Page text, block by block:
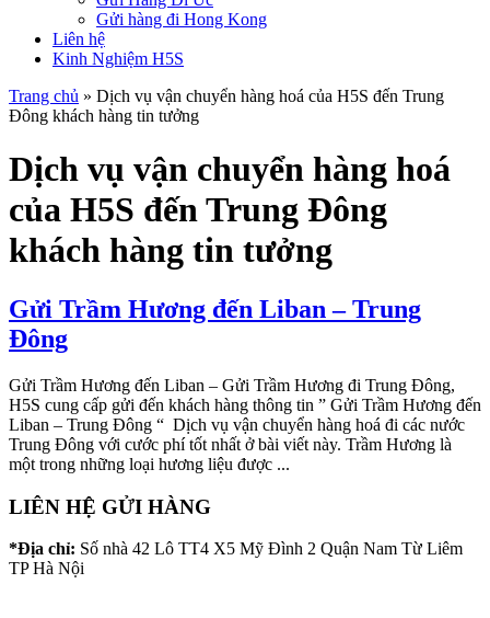
Gửi hàng đi Hong Kong
Liên hệ
Kinh Nghiệm H5S
Trang chủ » Dịch vụ vận chuyển hàng hoá của H5S đến Trung
Đông khách hàng tin tưởng
Dịch vụ vận chuyển hàng hoá
của H5S đến Trung Đông
khách hàng tin tưởng
Gửi Trầm Hương đến Liban – Trung
Đông
Gửi Trầm Hương đến Liban – Gửi Trầm Hương đi Trung Đông,
H5S cung cấp gửi đến khách hàng thông tin ” Gửi Trầm Hương đến
Liban – Trung Đông “ Dịch vụ vận chuyển hàng hoá đi các nước
Trung Đông với cước phí tốt nhất ở bài viết này. Trầm Hương là
một trong những loại hương liệu được ...
LIÊN HỆ GỬI HÀNG
*Địa chỉ: Số nhà 42 Lô TT4 X5 Mỹ Đình 2 Quận Nam Từ Liêm
TP Hà Nội